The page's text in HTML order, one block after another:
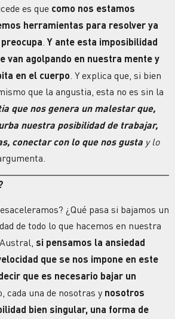
es que como nos estamos
herramientas para resolver ya
.Y ante esta imposibilidad
van agolpando en nuestra mente y
en el cuerpo . Y explica que, si bien
que la angustia, esta no es sin la
que nos genera un malestar que,
nuestra posibilidad de trabajar,
conectar con lo que nos gusta y lo
¿Qué pasa si bajamos un
de todo lo que hacemos en nuestra
si pensamos la ansiedad
que se nos impone en este
que es necesario bajar un
cada una de nosotras y nosotros
bien singular, una forma de